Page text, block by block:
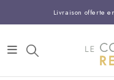
Livraison offerte
Entreprise
Support client